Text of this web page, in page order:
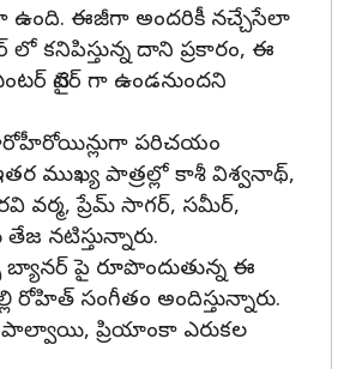
ఉంది. ఈజీగా అందరికీ నచ్చేసేలా
లో కనిపిస్తున్న దాని ప్రకారం, ఈ
టైనర్ గా ఉండనుందని
పరిచయం
ముఖ్య పాత్రల్లో కాశీ విశ్వనాథ్,
వర్మ, ప్రేమ్ సాగర్, సమీర్,
తేజ నటిస్తున్నారు.
బ్యానర్ పై రూపొందుతున్న ఈ
రోహిత్ సంగీతం అందిస్తున్నారు.
ప్రియాంకా ఎరుకల